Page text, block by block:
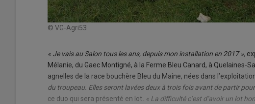
© VG-Agri53
« Je vais au Salon tous les ans, depuis mon installation en 2017 »,
Mélanie, du Gaec Montigné, à la Ferme Bleu Canard, à Quelaines-
agnelles de la race bouchère Bleu du Maine, nées dans
du troupeau. Elles seront lavées deux à trois fois avant de partir
ce duo qui sera présenté en lot. « La difficulté c’est d’avoir un lot